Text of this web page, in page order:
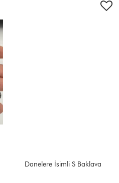
Danelere İsimli S Baklava